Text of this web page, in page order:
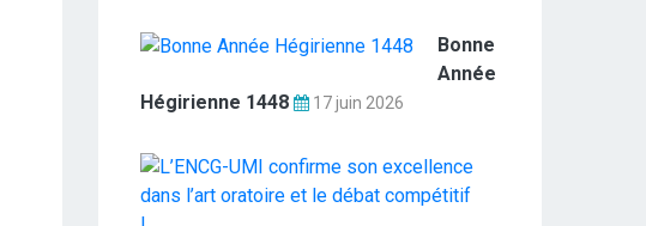
Bonne
Année
Hégirienne 1448
17 juin 2026